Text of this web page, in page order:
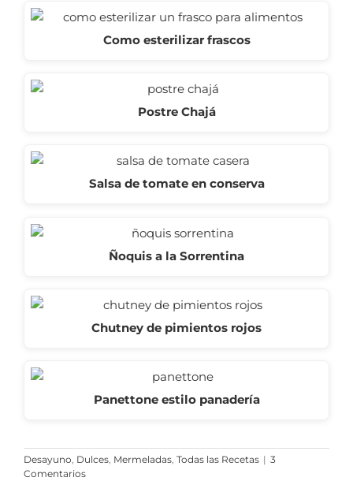
Como esterilizar frascos
Postre Chajá
Salsa de tomate en conserva
Ñoquis a la Sorrentina
Chutney de pimientos rojos
Panettone estilo panadería
Desayuno, Dulces, Mermeladas, Todas las Recetas | 3
Comentarios